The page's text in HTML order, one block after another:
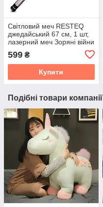
Світловий меч RESTEQ
джедайський 67 см, 1 шт,
лазерний меч Зоряні війни
599 ₴
Купити
Подібні товари компанії